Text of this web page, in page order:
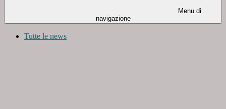
Menu di
navigazione
Tutte le news